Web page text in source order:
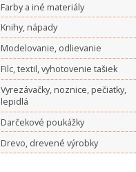
Farby a iné materiály
Knihy, nápady
Modelovanie, odlievanie
Filc, textil, vyhotovenie tašiek
Vyrezávačky, noznice, pečiatky,
lepidlá
Darčekové poukážky
Drevo, drevené výrobky